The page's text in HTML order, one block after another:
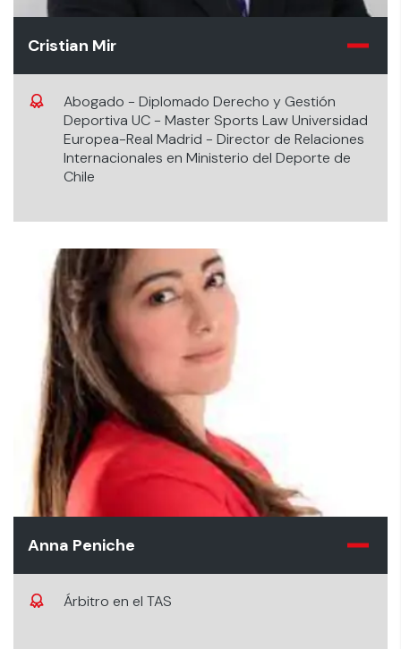
Cristian Mir
Abogado - Diplomado Derecho y Gestión
Deportiva UC - Master Sports Law Universidad
Europea-Real Madrid - Director de Relaciones
Internacionales en Ministerio del Deporte de
Chile
Anna Peniche
Árbitro en el TAS